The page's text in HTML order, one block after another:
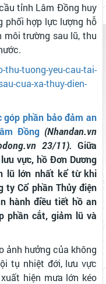
tỉnh Lâm Đồng huy
phối hợp lực lượng hỗ
môi trường sau lũ, thu
tuong-yeu-cau-tai-
cua-xa-thuy-dien-
phần bảo đảm an
Đồng (Nhandan.vn
23/11). Giữa
vực, hồ Đơn Dương
lũ lớn nhất kể từ khi
ty Cổ phần Thủy điện
hành điều tiết hồ an
phần cắt, giảm lũ và
ảnh hưởng của không
tụ nhiệt đới, lưu vực
hiện mưa lớn kéo